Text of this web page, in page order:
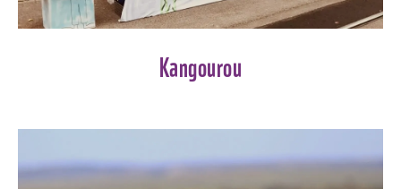
Kangourou